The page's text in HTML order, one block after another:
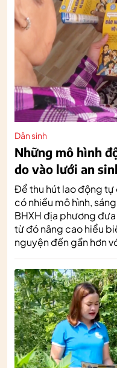
Dân sinh
Những mô hình
do vào lưới an
Để thu hút lao động tự
có nhiều mô hình,
BHXH địa phương
từ đó nâng cao hiểu
nguyện đến gần hơn